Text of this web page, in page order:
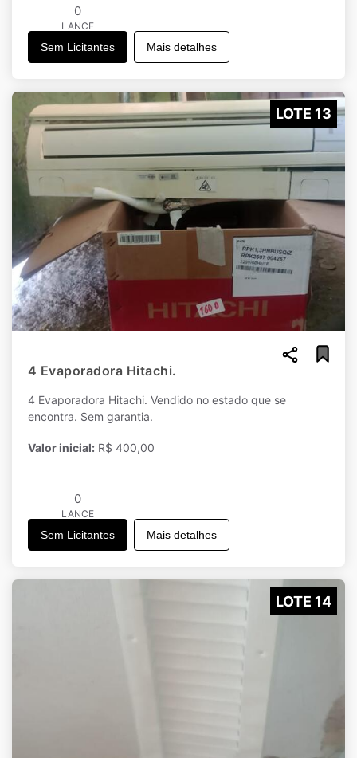
0
LANCE
Sem Licitantes Mais detalhes
LOTE 13
4 Evaporadora Hitachi.
4 Evaporadora Hitachi. Vendido no estado que se
encontra. Sem garantia.
Valor inicial: R$ 400,00
0
LANCE
Sem Licitantes Mais detalhes
LOTE 14